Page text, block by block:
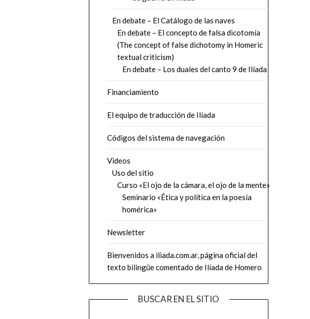
En debate – El Catálogo de las naves
En debate – El concepto de falsa dicotomía
(The concept of false dichotomy in Homeric
textual criticism)
En debate – Los duales del canto 9 de Ilíada
Financiamiento
El equipo de traducción de Ilíada
Códigos del sistema de navegación
Videos
Uso del sitio
Curso «El ojo de la cámara, el ojo de la mente»
Seminario «Ética y política en la poesía
homérica»
Newsletter
Bienvenidos a iliada.com.ar, página oficial del
texto bilingüe comentado de Ilíada de Homero
BUSCAR EN EL SITIO